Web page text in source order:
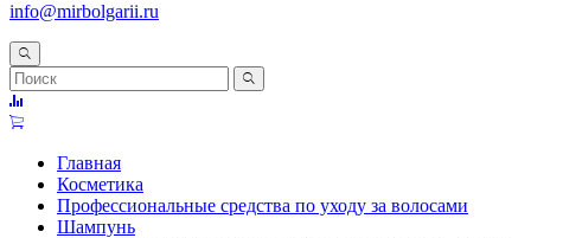
info@mirbolgarii.ru
Главная
Косметика
Профессиональные средства по уходу за волосами
Шампунь